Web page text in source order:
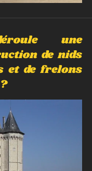
une
de nids
et de frelons